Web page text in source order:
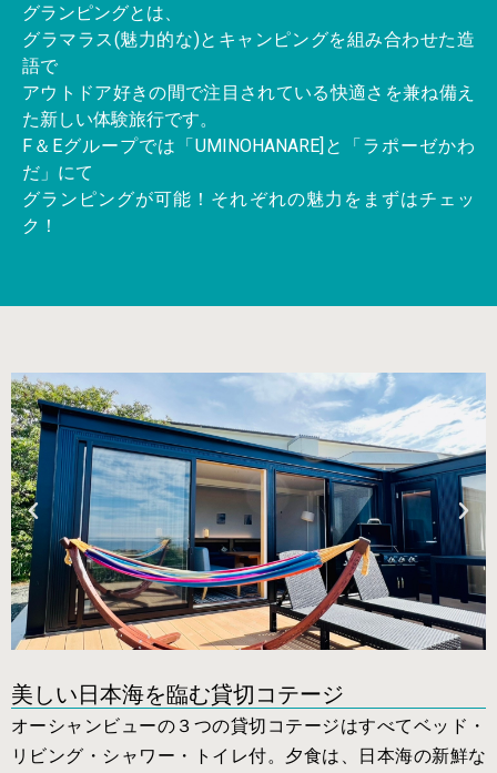
グランピングとは、
グラマラス(魅力的な)とキャンピングを組み合わせた造
語で
アウトドア好きの間で注目されている快適さを兼ね備え
た新しい体験旅行です。
F＆Eグループでは「UMINOHANARE]と「ラポーゼかわ
だ」にて
グランピングが可能！それぞれの魅力をまずはチェッ
ク！
美しい日本海を臨む貸切コテージ
オーシャンビューの３つの貸切コテージはすべてベッド・
リビング・シャワー・トイレ付。夕食は、日本海の新鮮な